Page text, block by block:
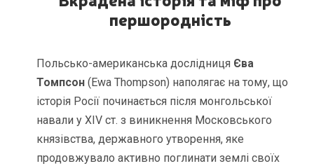
першородність
Польсько-американська дослідниця Єва
Томпсон (Ewa Thompson) наполягає на тому, що
історія Росії починається після монгольської
навали у XIV ст. з виникнення Московського
князівства, державного утворення, яке
продовжувало активно поглинати землі своїх